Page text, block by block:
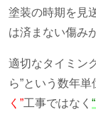
塗装の時期を見
は済まない傷み
適切なタイミン
ら”という数年
く”工事ではなく